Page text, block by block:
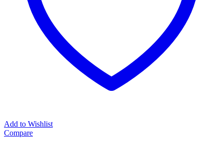
Add to Wishlist
Compare